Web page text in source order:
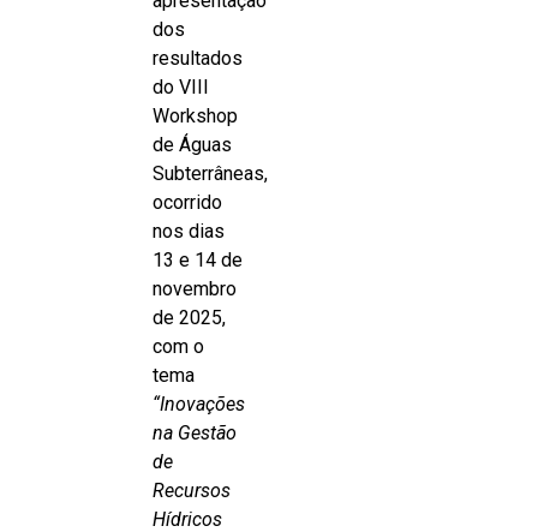
dos
resultados
do VIII
Workshop
de Águas
Subterrâneas,
ocorrido
nos dias
13 e 14 de
novembro
de 2025,
com o
tema
“Inovações
na Gestão
de
Recursos
Hídricos